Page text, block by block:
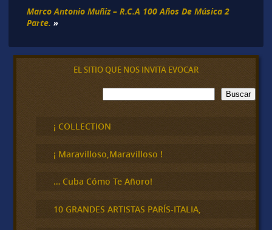
Marco Antonio Muñiz – R.C.A 100 Años De Música 2
Parte. »
EL SITIO QUE NOS INVITA EVOCAR
B
u
c
a
Buscar
¡ COLLECTION
¡ Maravilloso,Maravilloso !
… Cuba Cómo Te Añoro!
10 GRANDES ARTISTAS PARÍS-ITALIA,